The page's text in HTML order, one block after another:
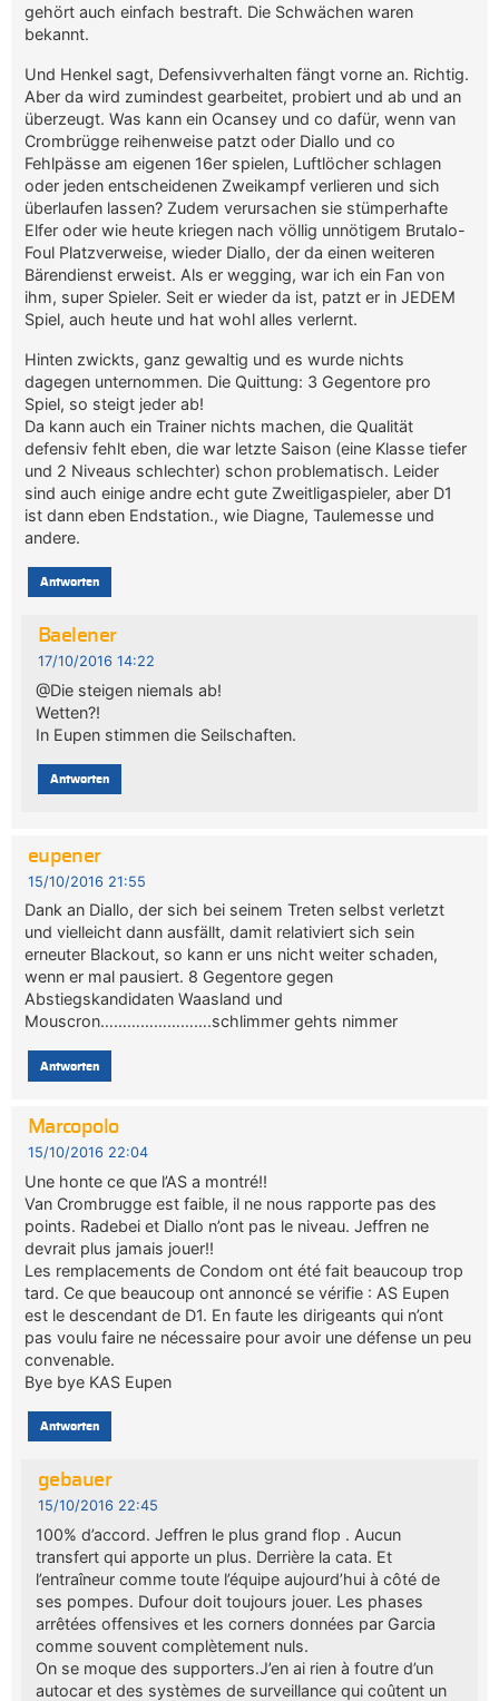
gehört auch einfach bestraft. Die Schwächen waren
bekannt.
Und Henkel sagt, Defensivverhalten fängt vorne an. Richtig.
Aber da wird zumindest gearbeitet, probiert und ab und an
überzeugt. Was kann ein Ocansey und co dafür, wenn van
Crombrügge reihenweise patzt oder Diallo und co
Fehlpässe am eigenen 16er spielen, Luftlöcher schlagen
oder jeden entscheidenen Zweikampf verlieren und sich
überlaufen lassen? Zudem verursachen sie stümperhafte
Elfer oder wie heute kriegen nach völlig unnötigem Brutalo-
Foul Platzverweise, wieder Diallo, der da einen weiteren
Bärendienst erweist. Als er wegging, war ich ein Fan von
ihm, super Spieler. Seit er wieder da ist, patzt er in JEDEM
Spiel, auch heute und hat wohl alles verlernt.
Hinten zwickts, ganz gewaltig und es wurde nichts
dagegen unternommen. Die Quittung: 3 Gegentore pro
Spiel, so steigt jeder ab!
Da kann auch ein Trainer nichts machen, die Qualität
defensiv fehlt eben, die war letzte Saison (eine Klasse tiefer
und 2 Niveaus schlechter) schon problematisch. Leider
sind auch einige andre echt gute Zweitligaspieler, aber D1
ist dann eben Endstation., wie Diagne, Taulemesse und
andere.
Antworten
Baelener
17/10/2016 14:22
@Die steigen niemals ab!
Wetten?!
In Eupen stimmen die Seilschaften.
Antworten
eupener
15/10/2016 21:55
Dank an Diallo, der sich bei seinem Treten selbst verletzt
und vielleicht dann ausfällt, damit relativiert sich sein
erneuter Blackout, so kann er uns nicht weiter schaden,
wenn er mal pausiert. 8 Gegentore gegen
Abstiegskandidaten Waasland und
Mouscron…………………….schlimmer gehts nimmer
Antworten
Marcopolo
15/10/2016 22:04
Une honte ce que l’AS a montré!!
Van Crombrugge est faible, il ne nous rapporte pas des
points. Radebei et Diallo n’ont pas le niveau. Jeffren ne
devrait plus jamais jouer!!
Les remplacements de Condom ont été fait beaucoup trop
tard. Ce que beaucoup ont annoncé se vérifie : AS Eupen
est le descendant de D1. En faute les dirigeants qui n’ont
pas voulu faire ne nécessaire pour avoir une défense un peu
convenable.
Bye bye KAS Eupen
Antworten
gebauer
15/10/2016 22:45
100% d’accord. Jeffren le plus grand flop . Aucun
transfert qui apporte un plus. Derrière la cata. Et
l’entraîneur comme toute l’équipe aujourd’hui à côté de
ses pompes. Dufour doit toujours jouer. Les phases
arrêtées offensives et les corners données par Garcia
comme souvent complètement nuls.
On se moque des supporters.J’en ai rien à foutre d’un
autocar et des systèmes de surveillance qui coûtent un